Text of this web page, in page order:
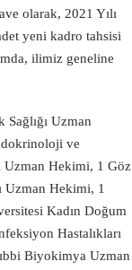
olarak, 2021 Yılı
yeni kadro tahsisi
ilimiz geneline
Uzman
ve
Uzman Hekimi, 1 Göz
Uzman Hekimi, 1
Kadın Doğum
Hastalıkları
Biyokimya Uzman